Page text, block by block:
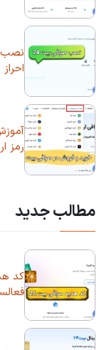
رمز
مطالب جدید